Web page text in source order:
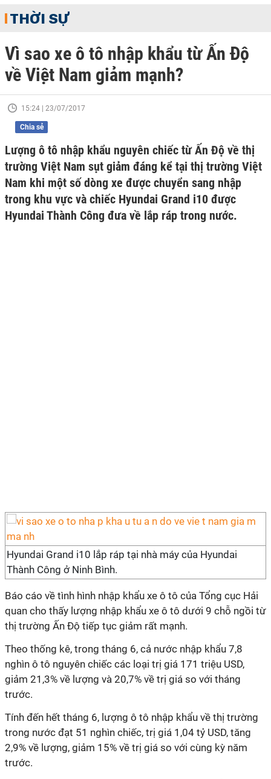
THỜI SỰ
Vì sao xe ô tô nhập khẩu từ Ấn Độ
về Việt Nam giảm mạnh?
15:24 | 23/07/2017
Chia sẻ
Lượng ô tô nhập khẩu nguyên chiếc từ Ấn Độ về thị
trường Việt Nam sụt giảm đáng kể tại thị trường Việt
Nam khi một số dòng xe được chuyển sang nhập
trong khu vực và chiếc Hyundai Grand i10 được
Hyundai Thành Công đưa về lắp ráp trong nước.
Hyundai Grand i10 lắp ráp tại nhà máy của Hyundai
Thành Công ở Ninh Bình.
Báo cáo về tình hình nhập khẩu xe ô tô của Tổng cục Hải
quan cho thấy lượng nhập khẩu xe ô tô dưới 9 chỗ ngồi từ
thị trường Ấn Độ tiếp tục giảm rất mạnh.
Theo thống kê, trong tháng 6, cả nước nhập khẩu 7,8
nghìn ô tô nguyên chiếc các loại trị giá 171 triệu USD,
giảm 21,3% về lượng và 20,7% về trị giá so với tháng
trước.
Tính đến hết tháng 6, lượng ô tô nhập khẩu về thị trường
trong nước đạt 51 nghìn chiếc, trị giá 1,04 tỷ USD, tăng
2,9% về lượng, giảm 15% về trị giá so với cùng kỳ năm
trước.